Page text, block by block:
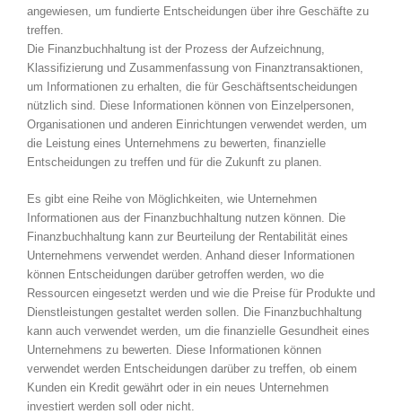
angewiesen, um fundierte Entscheidungen über ihre Geschäfte zu
treffen.
Die Finanzbuchhaltung ist der Prozess der Aufzeichnung,
Klassifizierung und Zusammenfassung von Finanztransaktionen,
um Informationen zu erhalten, die für Geschäftsentscheidungen
nützlich sind. Diese Informationen können von Einzelpersonen,
Organisationen und anderen Einrichtungen verwendet werden, um
die Leistung eines Unternehmens zu bewerten, finanzielle
Entscheidungen zu treffen und für die Zukunft zu planen.
Es gibt eine Reihe von Möglichkeiten, wie Unternehmen
Informationen aus der Finanzbuchhaltung nutzen können. Die
Finanzbuchhaltung kann zur Beurteilung der Rentabilität eines
Unternehmens verwendet werden. Anhand dieser Informationen
können Entscheidungen darüber getroffen werden, wo die
Ressourcen eingesetzt werden und wie die Preise für Produkte und
Dienstleistungen gestaltet werden sollen. Die Finanzbuchhaltung
kann auch verwendet werden, um die finanzielle Gesundheit eines
Unternehmens zu bewerten. Diese Informationen können
verwendet werden Entscheidungen darüber zu treffen, ob einem
Kunden ein Kredit gewährt oder in ein neues Unternehmen
investiert werden soll oder nicht.